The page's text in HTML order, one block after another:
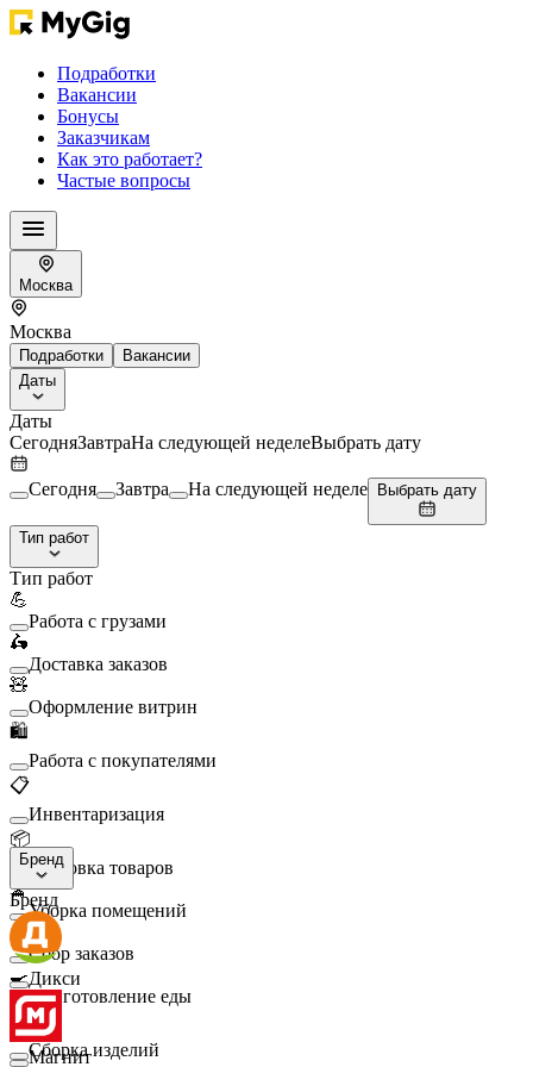
Подработки
Вакансии
Бонусы
Заказчикам
Как это работает?
Частые вопросы
Москва
Москва
Подработки
Вакансии
Даты
Даты
СегодняЗавтраНа следующей неделеВыбрать дату
Сегодня Завтра На следующей неделе Выбрать дату
Тип работ
Тип работ
💪
Работа с грузами
🛵
Доставка заказов
🧸
Оформление витрин
🛍️
Работа с покупателями
📋
Инвентаризация
📦
Упаковка товаров
🧹
Уборка помещений
🛒
Сбор заказов
🍳
Приготовление еды
🛠️
Сборка изделий
Бренд
Бренд
Дикси
Магнит